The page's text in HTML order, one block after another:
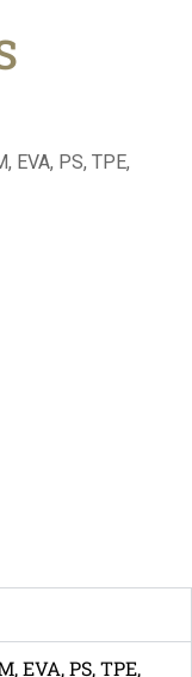
EVA, PS, TPE,
EVA, PS, TPE,